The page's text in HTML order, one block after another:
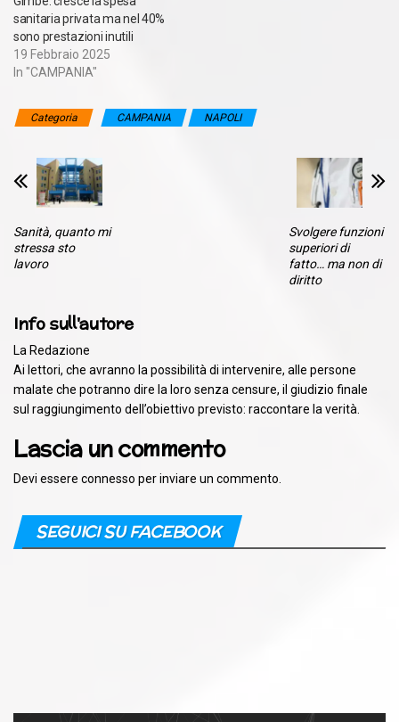
sanitaria privata ma nel 40%
sono prestazioni inutili
19 Febbraio 2025
In "CAMPANIA"
Categoria CAMPANIA NAPOLI
Sanità, quanto mi
stressa sto
lavoro
Svolgere funzioni
superiori di
fatto… ma non di
diritto
Info sull'autore
La Redazione
Ai lettori, che avranno la possibilità di intervenire, alle persone
malate che potranno dire la loro senza censure, il giudizio finale
sul raggiungimento dell’obiettivo previsto: raccontare la verità.
Lascia un commento
Devi essere connesso per inviare un commento.
SEGUICI SU FACEBOOK